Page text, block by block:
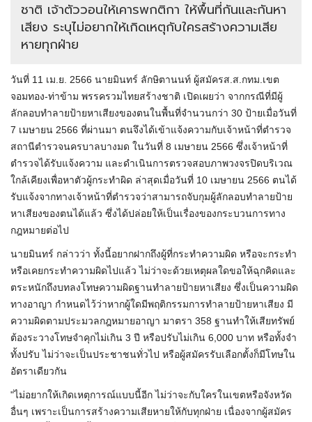
ชาติ เจ้าตัววอนให้เคารพกติกา ให้พื้นที่กันและกันหา
เสียง ระบุไม่อยากให้เกิดเหตุกับใครสร้างความเสีย
หายทุกฝ่าย
วันที่ 11 เม.ย. 2566 นายมินทร์ ลักษิตานนท์ ผู้สมัครส.ส.กทม.เขต
จอมทอง-ท่าข้าม พรรครวมไทยสร้างชาติ เปิดเผยว่า จากกรณีที่มีผู้
ลักลอบทำลายป้ายหาเสียงของตนในพื้นที่จำนวนกว่า 30 ป้ายเมื่อวันที่
7 เมษายน 2566 ที่ผ่านมา ตนจึงได้เข้าแจ้งความกับเจ้าหน้าที่ตำรวจ
สถานีตำรวจนครบาลบางมด ในวันที่ 8 เมษายน 2566 ซึ่งเจ้าหน้าที่
ตำรวจได้รับแจ้งความ และดำเนินการตรวจสอบภาพวงจรปิดบริเวณ
ใกล้เคียงเพื่อหาตัวผู้กระทำผิด ล่าสุดเมื่อวันที่ 10 เมษายน 2566 ตนได้
รับแจ้งจากทางเจ้าหน้าที่ตำรวจว่าสามารถจับกุมผู้ลักลอบทำลายป้าย
หาเสียงของตนได้แล้ว ซึ่งได้ปล่อยให้เป็นเรื่องของกระบวนการทาง
กฎหมายต่อไป
นายมินทร์ กล่าวว่า ทั้งนี้อยากฝากถึงผู้ที่กระทำความผิด หรือจะกระทำ
หรือเคยกระทำความผิดไปแล้ว ไม่ว่าจะด้วยเหตุผลใดขอให้ฉุกคิดและ
ตระหนักถึงบทลงโทษความผิดฐานทำลายป้ายหาเสียง ซึ่งเป็นความผิด
ทางอาญา กำหนดไว้ว่าหากผู้ใดมีพฤติกรรมการทำลายป้ายหาเสียง มี
ความผิดตามประมวลกฎหมายอาญา มาตรา 358 ฐานทำให้เสียทรัพย์
ต้องระวางโทษจำคุกไม่เกิน 3 ปี หรือปรับไม่เกิน 6,000 บาท หรือทั้งจำ
ทั้งปรับ ไม่ว่าจะเป็นประชาชนทั่วไป หรือผู้สมัครรับเลือกตั้งก็มีโทษใน
อัตราเดียวกัน
"ไม่อยากให้เกิดเหตุการณ์แบบนี้อีก ไม่ว่าจะกับใครในเขตหรือจังหวัด
อื่นๆ เพราะเป็นการสร้างความเสียหายให้กับทุกฝ่าย เนื่องจากผู้สมัคร